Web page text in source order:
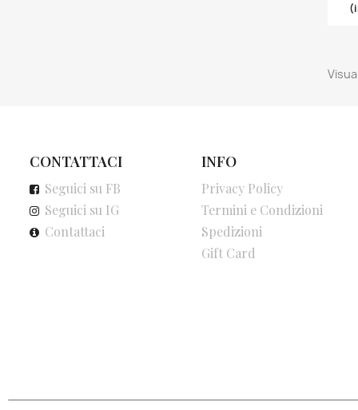
CONTATTACI
Seguici su FB
Seguici su IG
Contattaci
INFO
Privacy Policy
Termini e Condizioni
Spedizioni
Gift Card